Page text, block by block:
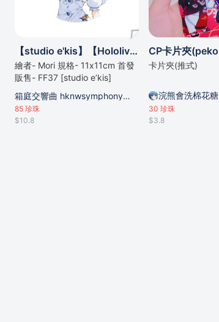
【studio e'kis】【Hololive】同人二創ぺこら、るしあ貼貼陶瓷吸水杯墊
繪者- Mori 規格- 11x11cm 首發
販售- FF37 [studio e’kis]
箱庭交響曲 hknwsymphony的攤位
85 珍珠
$10.8
卡片夾(推式)
浣熊會洗棉花糖
30 珍珠
$3.8